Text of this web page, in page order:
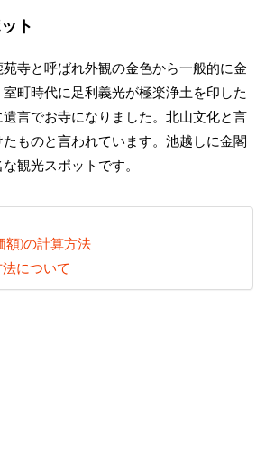
ト
寺と呼ばれ外観の金色から一般的に金
町時代に足利義光が極楽浄土を印した
言でお寺になりました。北山文化と言
ものと言われています。池越しに金閣
観光スポットです。
額)の計算方法
について